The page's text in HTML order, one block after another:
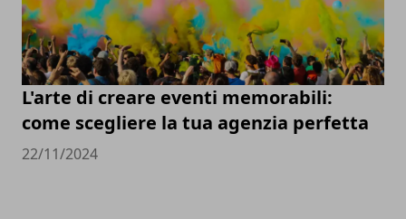
L'arte di creare eventi memorabili:
come scegliere la tua agenzia perfetta
22/11/2024